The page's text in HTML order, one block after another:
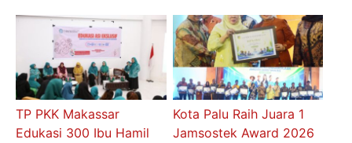
TP PKK Makassar
Edukasi 300 Ibu Hamil
Kota Palu Raih Juara 1
Jamsostek Award 2026